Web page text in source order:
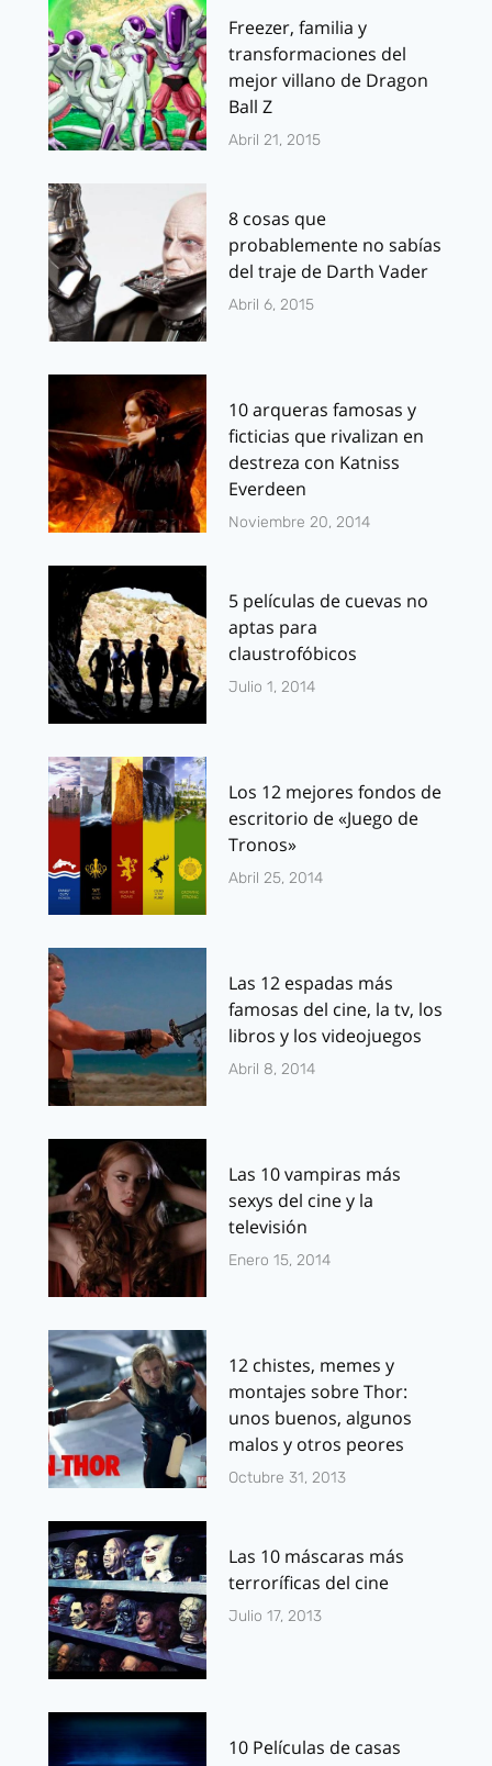
Freezer, familia y
transformaciones del
mejor villano de Dragon
Ball Z
Abril 21, 2015
8 cosas que
probablemente no sabías
del traje de Darth Vader
Abril 6, 2015
10 arqueras famosas y
ficticias que rivalizan en
destreza con Katniss
Everdeen
Noviembre 20, 2014
5 películas de cuevas no
aptas para
claustrofóbicos
Julio 1, 2014
Los 12 mejores fondos de
escritorio de «Juego de
Tronos»
Abril 25, 2014
Las 12 espadas más
famosas del cine, la tv, los
libros y los videojuegos
Abril 8, 2014
Las 10 vampiras más
sexys del cine y la
televisión
Enero 15, 2014
12 chistes, memes y
montajes sobre Thor:
unos buenos, algunos
malos y otros peores
Octubre 31, 2013
Las 10 máscaras más
terroríficas del cine
Julio 17, 2013
10 Películas de casas